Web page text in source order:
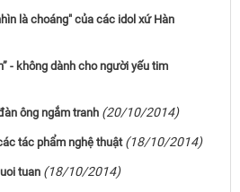
là choáng" của các idol xứ Hàn
- không dành cho người yếu tim
ông ngắm tranh (20/10/2014)
tác phẩm nghệ thuật (18/10/2014)
tuan (18/10/2014)